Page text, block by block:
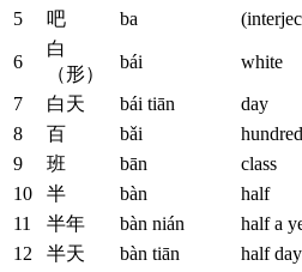
5 吧 ba
6
白
（形）
bái white
7 白天 bái tiān
day
8
百 bǎi
hundred
9
班 bān
class
10
半 bàn
half
11
半年 bàn nián
half a
12
半天 bàn tiān half day